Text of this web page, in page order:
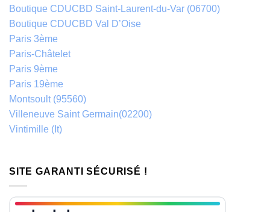
Boutique CDUCBD Saint-Laurent-du-Var (06700)
Boutique CDUCBD Val D’Oise
Paris 3ème
Paris-Châtelet
Paris 9ème
Paris 19ème
Montsoult (95560)
Villeneuve Saint Germain(02200)
Vintimille (It)
SITE GARANTI SÉCURISÉ !